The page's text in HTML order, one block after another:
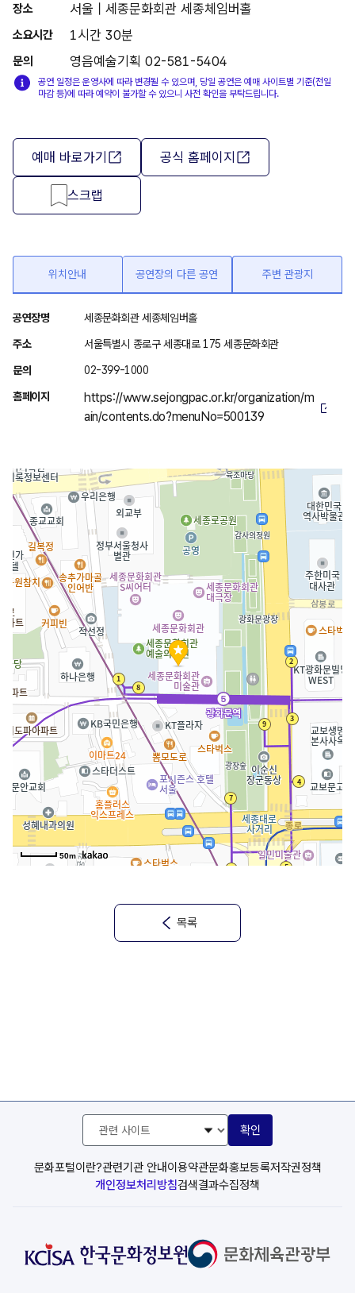
장소 서울 | 세종문화회관 세종체임버홀
소요시간 1시간 30분
문의 영음예술기획 02-581-5404
공연 일정은 운영사에 따라 변경될 수 있으며, 당일 공연은 예매 사이트별 기준(전일
마감 등)에 따라 예약이 불가할 수 있으니 사전 확인을 부탁드립니다.
예매 바로가기 공식 홈페이지
스크랩
위치안내 공연장의 다른 공연 주변 관광지
위
치
안
공연장명 세종문화회관 세종체임버홀
주소 서울특별시 종로구 세종대로 175 세종문화회관
문의 02-399-1000
홈페이지
https://www.sejongpac.or.kr/organization/m
ain/contents.do?menuNo=500139
50m
목록
문화포털이란?관련기관 안내이용약관문화홍보등록저작권정책
개인정보처리방침검색결과수집정책
관
사
이
트
확인